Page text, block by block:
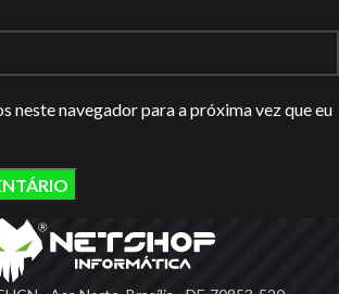
neste navegador para a próxima vez que eu